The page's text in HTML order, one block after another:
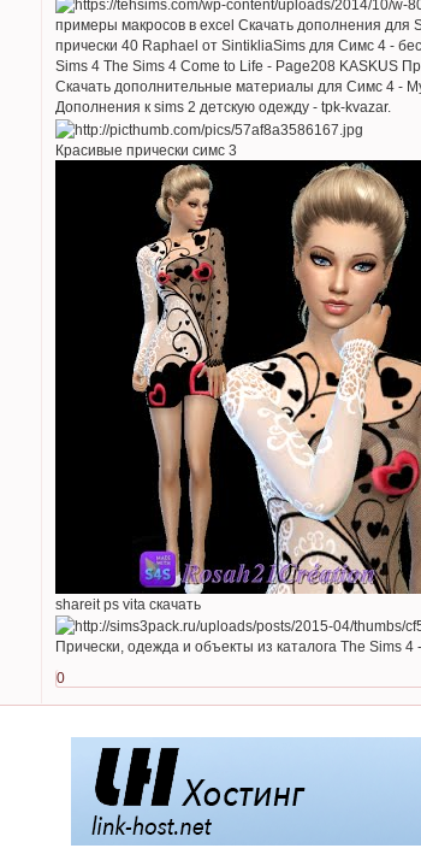
примеры макросов в excel Cкачать дополнения для
прически 40 Raphael от SintikliaSims для Симс 4 -
Sims 4 The Sims 4 Come to Life - Page208 KASKUS
Скачать дополнительные материалы для Симс 4 -
Дополнения к sims 2 детскую одежду - tpk-kvazar.
Красивые прически симс 3
shareit ps vita скачать
Прически, одежда и объекты из каталога The Sims
0